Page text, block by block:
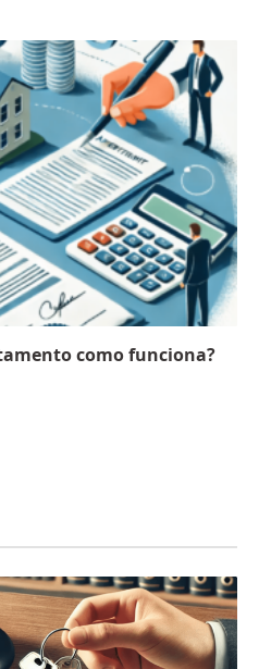
como funciona?